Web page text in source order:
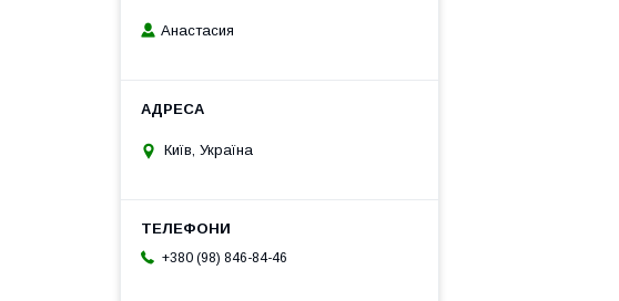
Анастасия
Київ, Україна
+380 (98) 846-84-46